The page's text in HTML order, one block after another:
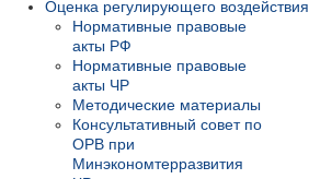
Оценка регулирующего воздействия
Нормативные правовые
акты РФ
Нормативные правовые
акты ЧР
Методические материалы
Консультативный совет по
ОРВ при
Минэкономтерразвития